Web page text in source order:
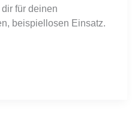
für deinen
beispiellosen Einsatz.